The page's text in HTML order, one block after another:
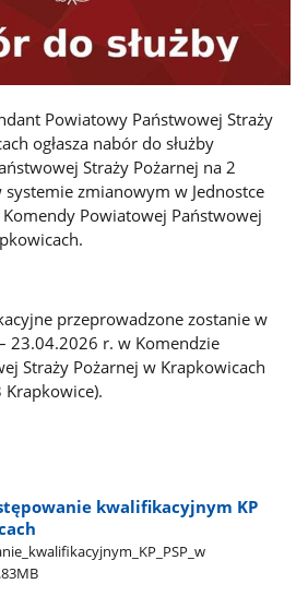
Powiatowy Państwowej Straży
ogłasza nabór do służby
Straży Pożarnej na 2
zmianowym w Jednostce
Powiatowej Państwowej
przeprowadzone zostanie w
23.04.2026 r. w Komendzie
Straży Pożarnej w Krapkowicach
kwalifikacyjnym KP